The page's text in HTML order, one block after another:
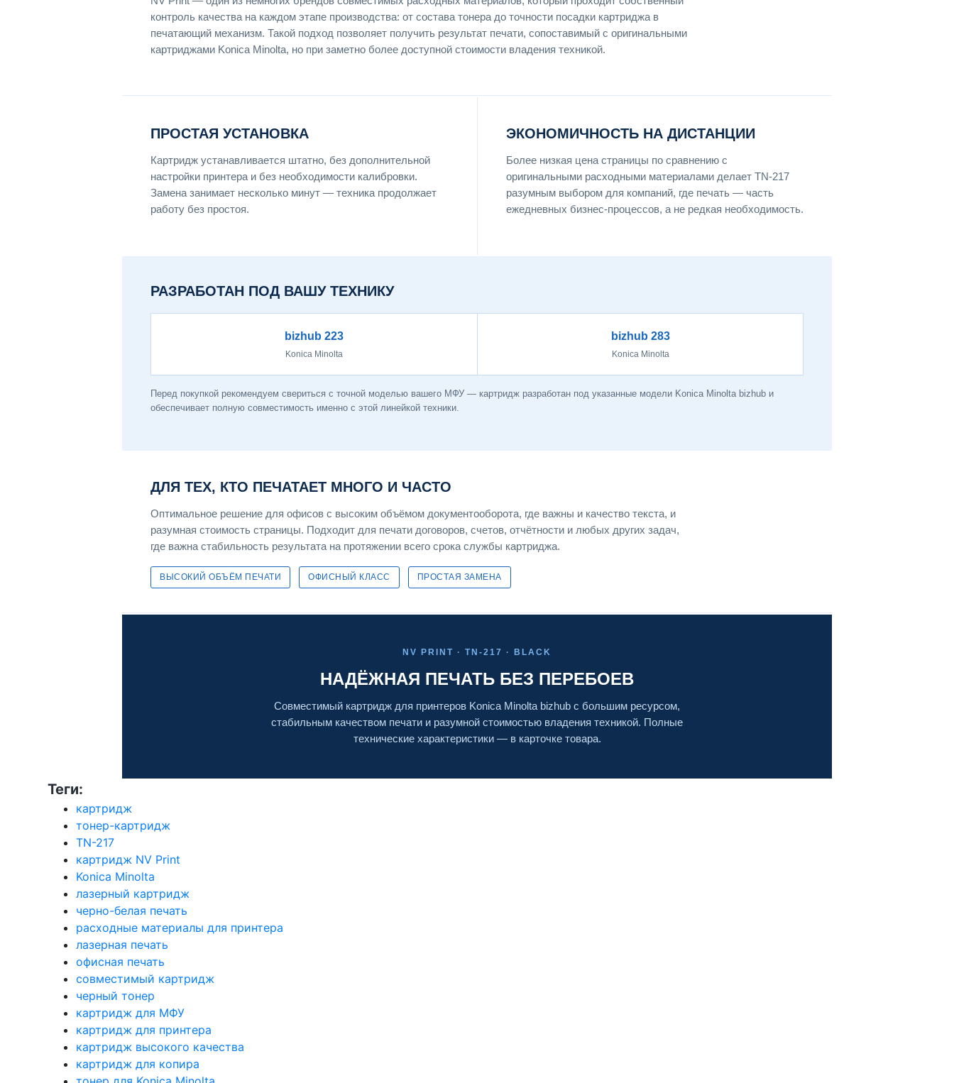
контроль качества на каждом этапе производства: от состава тонера до точности посадки картриджа в
печатающий механизм. Такой подход позволяет получить результат печати, сопоставимый с оригинальными
картриджами Konica Minolta, но при заметно более доступной стоимости владения техникой.
ПРОСТАЯ УСТАНОВКА
Картридж устанавливается штатно, без дополнительной
настройки принтера и без необходимости калибровки.
Замена занимает несколько минут — техника продолжает
работу без простоя.
ЭКОНОМИЧНОСТЬ НА ДИСТАНЦИИ
Более низкая цена страницы по сравнению с
оригинальными расходными материалами делает TN-217
разумным выбором для компаний, где печать — часть
ежедневных бизнес-процессов, а не редкая необходимость.
РАЗРАБОТАН ПОД ВАШУ ТЕХНИКУ
bizhub 223
Konica Minolta
bizhub 283
Konica Minolta
Перед покупкой рекомендуем свериться с точной моделью вашего МФУ — картридж разработан под указанные модели Konica Minolta bizhub и
обеспечивает полную совместимость именно с этой линейкой техники.
ДЛЯ ТЕХ, КТО ПЕЧАТАЕТ МНОГО И ЧАСТО
Оптимальное решение для офисов с высоким объёмом документооборота, где важны и качество текста, и
разумная стоимость страницы. Подходит для печати договоров, счетов, отчётности и любых других задач,
где важна стабильность результата на протяжении всего срока службы картриджа.
ВЫСОКИЙ ОБЪЁМ ПЕЧАТИ ОФИСНЫЙ КЛАСС ПРОСТАЯ ЗАМЕНА
NV PRINT · TN-217 · BLACK
НАДЁЖНАЯ ПЕЧАТЬ БЕЗ ПЕРЕБОЕВ
Совместимый картридж для принтеров Konica Minolta bizhub с большим ресурсом,
стабильным качеством печати и разумной стоимостью владения техникой. Полные
технические характеристики — в карточке товара.
Теги:
картридж
тонер-картридж
TN-217
картридж NV Print
Konica Minolta
лазерный картридж
черно-белая печать
расходные материалы для принтера
лазерная печать
офисная печать
совместимый картридж
черный тонер
картридж для МФУ
картридж для принтера
картридж высокого качества
картридж для копира